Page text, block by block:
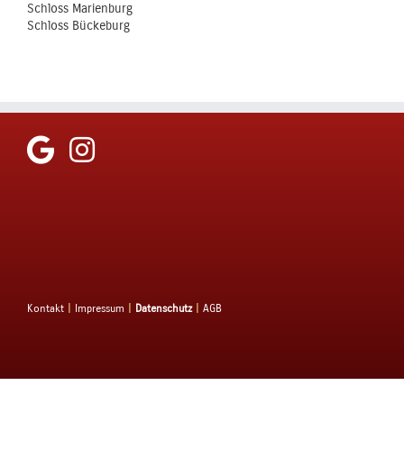
Schloss Marienburg
Schloss Bückeburg
Kontakt Impressum Datenschutz| AGB